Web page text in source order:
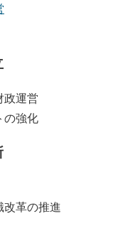
政運営
の強化
改革の推進